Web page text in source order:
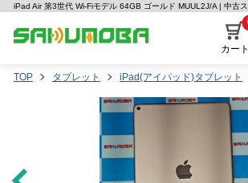
iPad Air 第3世代 Wi-Fiモデル 64GB ゴールド MUUL2J/A | 中古
カート
TOP タブレット iPad(アイパッド)タブレット